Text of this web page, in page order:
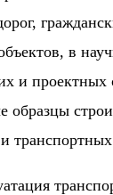
в
и проектных
образцы
транспортных